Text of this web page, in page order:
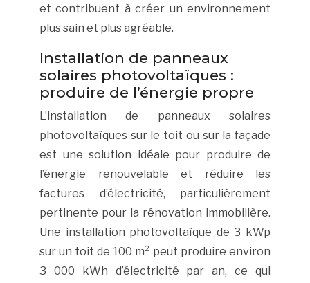
et contribuent à créer un environnement
plus sain et plus agréable.
Installation de panneaux
solaires photovoltaïques :
produire de l’énergie propre
L’installation de panneaux solaires
photovoltaïques sur le toit ou sur la façade
est une solution idéale pour produire de
l’énergie renouvelable et réduire les
factures d’électricité, particulièrement
pertinente pour la rénovation immobilière.
Une installation photovoltaïque de 3 kWp
sur un toit de 100 m² peut produire environ
3 000 kWh d’électricité par an, ce qui